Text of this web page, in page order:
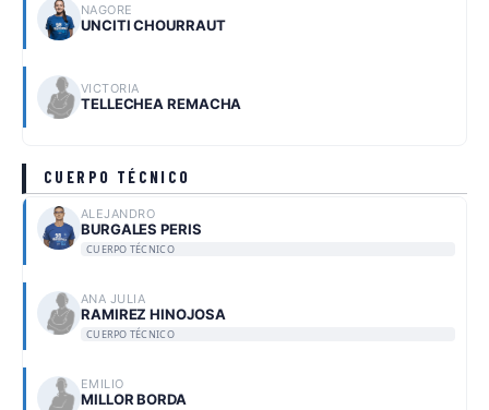
NAGORE
UNCITI CHOURRAUT
VICTORIA
TELLECHEA REMACHA
CUERPO TÉCNICO
ALEJANDRO
BURGALES PERIS
CUERPO TÉCNICO
ANA JULIA
RAMIREZ HINOJOSA
CUERPO TÉCNICO
EMILIO
MILLOR BORDA